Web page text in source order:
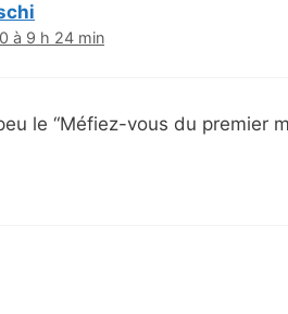
à 9 h 24 min
le “Méfiez-vous du premier